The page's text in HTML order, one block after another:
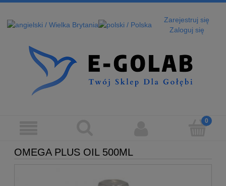
Zarejestruj się
Zaloguj się
OMEGA PLUS OIL 500ML